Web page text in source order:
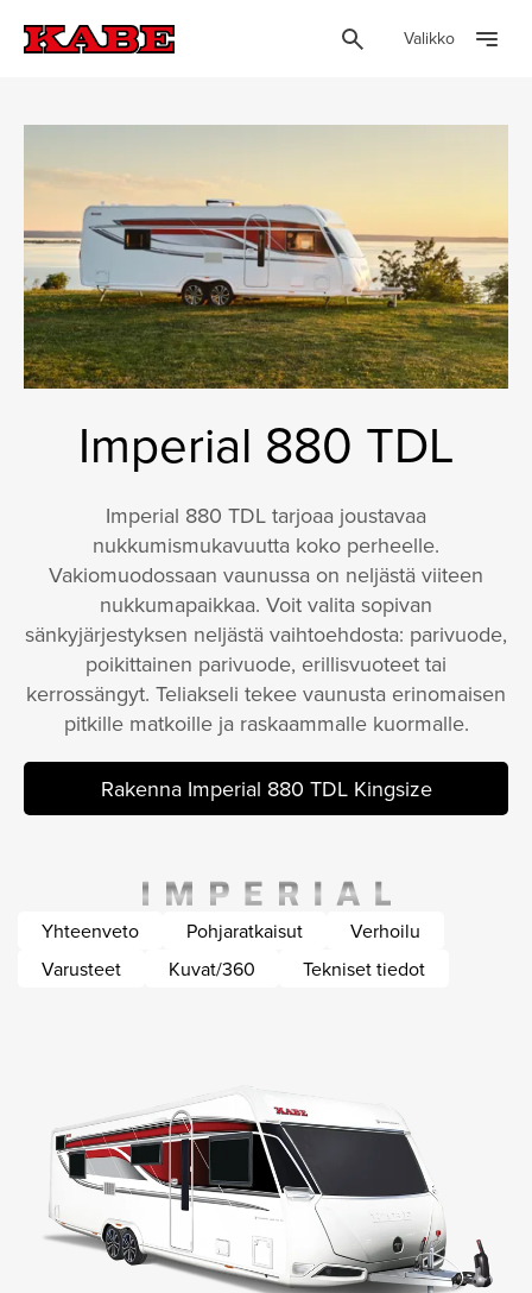
Valikko
Imperial 880 TDL
Imperial 880 TDL tarjoaa joustavaa
nukkumismukavuutta koko perheelle.
Vakiomuodossaan vaunussa on neljästä viiteen
nukkumapaikkaa. Voit valita sopivan
sänkyjärjestyksen neljästä vaihtoehdosta: parivuode,
poikittainen parivuode, erillisvuoteet tai
kerrossängyt. Teliakseli tekee vaunusta erinomaisen
pitkille matkoille ja raskaammalle kuormalle.
Rakenna Imperial 880 TDL Kingsize
Yhteenveto Pohjaratkaisut
Verhoilu
Varusteet
Kuvat/360 Tekniset tiedot